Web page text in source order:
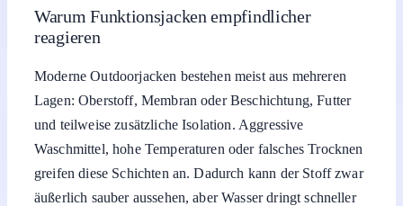
Warum Funktionsjacken empfindlicher
reagieren
Moderne Outdoorjacken bestehen meist aus mehreren
Lagen: Oberstoff, Membran oder Beschichtung, Futter
und teilweise zusätzliche Isolation. Aggressive
Waschmittel, hohe Temperaturen oder falsches Trocknen
greifen diese Schichten an. Dadurch kann der Stoff zwar
äußerlich sauber aussehen, aber Wasser dringt schneller